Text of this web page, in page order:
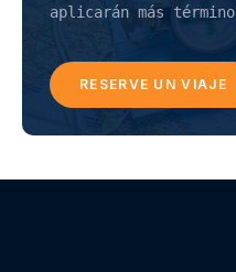
aplicarán más
RESERVE UN VIAJE